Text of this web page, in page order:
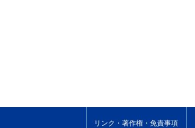
リンク・著作権・免責事項